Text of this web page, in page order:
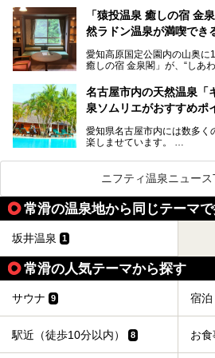
お好みの温泉施設を見つけ
「名古屋駅周辺ってサウナが
にするだけあり、アクセス
今回は普段は男性専用となっ
さっそく取材してきました！
「猿投温泉 癒しの宿 金
然ラドン温泉が満喫でき
愛知高原国定公園内の山奥に
癒しの宿 金泉閣」が、“しあ
天然ラドン温泉が堪能できる
室、地元の食材と温泉水で
ご紹介します。
名古屋市内の天然温泉
泉ソムリエがおすすめポ
愛知県名古屋市内には数多く
楽しませています。
ムリエの目線で紹介していき
名古屋市内にはスーパー銭湯
行こうかな？」と悩んでし
ぜひこの記事を参考にして「
てみるのはいかがでしょうか
ニフティ温泉ニュー
常滑の温泉地から同じテーマ
坂井温泉 1
常滑の人気テーマから探す
サウナ 9 宿泊
駅近（徒歩10分以内） 8 お